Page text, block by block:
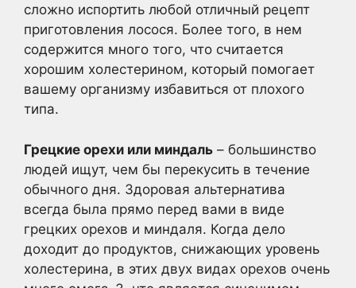
сложно испортить любой отличный рецепт
приготовления лосося. Более того, в нем
содержится много того, что считается
хорошим холестерином, который помогает
вашему организму избавиться от плохого
типа.
Грецкие орехи или миндаль – большинство
людей ищут, чем бы перекусить в течение
обычного дня. Здоровая альтернатива
всегда была прямо перед вами в виде
грецких орехов и миндаля. Когда дело
доходит до продуктов, снижающих уровень
холестерина, в этих двух видах орехов очень